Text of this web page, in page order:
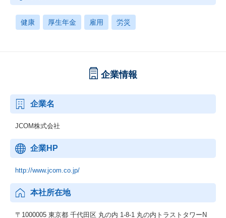
健康 厚生年金 雇用 労災
企業情報
企業名
JCOM株式会社
企業HP
http://www.jcom.co.jp/
本社所在地
〒1000005 東京都 千代田区 丸の内 1-8-1 丸の内トラストタワーN